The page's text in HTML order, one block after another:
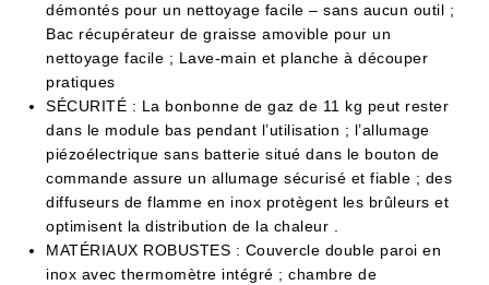
démontés pour un nettoyage facile – sans aucun outil ;
Bac récupérateur de graisse amovible pour un
nettoyage facile ; Lave-main et planche à découper
pratiques
SÉCURITÉ : La bonbonne de gaz de 11 kg peut rester
dans le module bas pendant l’utilisation ; l’allumage
piézoélectrique sans batterie situé dans le bouton de
commande assure un allumage sécurisé et fiable ; des
diffuseurs de flamme en inox protègent les brûleurs et
optimisent la distribution de la chaleur .
MATÉRIAUX ROBUSTES : Couvercle double paroi en
inox avec thermomètre intégré ; chambre de